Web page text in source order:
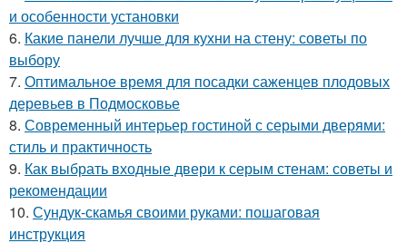
и особенности установки
6. Какие панели лучше для кухни на стену: советы по
выбору
7. Оптимальное время для посадки саженцев плодовых
деревьев в Подмосковье
8. Современный интерьер гостиной с серыми дверями:
стиль и практичность
9. Как выбрать входные двери к серым стенам: советы и
рекомендации
10. Сундук-скамья своими руками: пошаговая
инструкция